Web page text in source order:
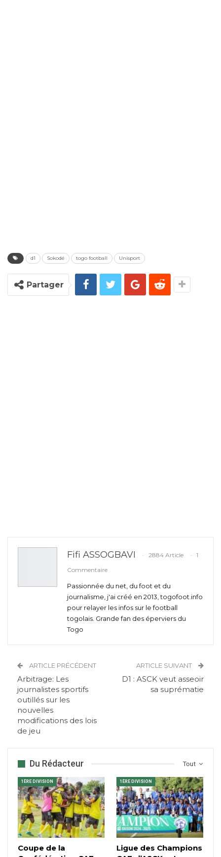
d1 Sokodé togo football Unisport
Partager
Fifi ASSOGBAVI 2884 Article
1
Commentaire
Passionnée du net, du foot et du
journalisme, j'ai créé en 2013, togofoot.info
pour relayer les infos sur le football
togolais. Grande fan des éperviers du
Togo
ARTICLE PRÉCÉDENT
Arbitrage: Les
journalistes sportifs
outillés sur les
nouvelles
modifications des lois
de jeu
ARTICLE SUIVANT
D1 : ASCK veut asseoir
sa suprématie
Tout
Du Rédacteur
1ÈRE DIVISION
Coupe de la
1ÈRE DIVISION
Ligue des Champions